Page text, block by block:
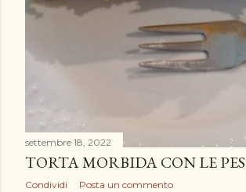
settembre 18, 2022
TORTA MORBIDA CON LE
Condividi Posta un commento